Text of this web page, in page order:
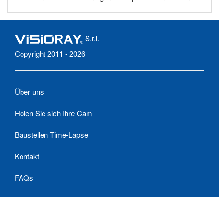
S.r.l.
Copyright 2011 - 2026
Über uns
Holen Sie sich Ihre Cam
Baustellen Time-Lapse
Kontakt
FAQs